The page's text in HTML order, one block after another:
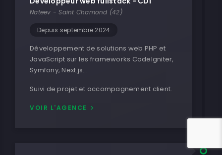
Nateev - Saint Chamond (42)
Depuis septembre 2024
Développement de solutions web PHP et
JavaScript sur les frameworks CodeIgniter,
Symfony, Next.js...
Suivi de projet et accompagnement client.
VOIR L'AGENCE